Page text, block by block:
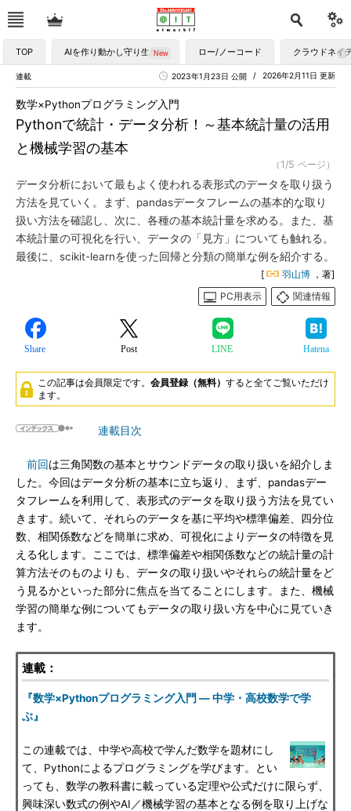
TOP AIを作り動かし守り生かす ロー/ノーコード クラウドネイ
連載 2026年2月11日 更新
2023年1月23日 公開
Pythonで統計・データ分析！～基本統計量の活用
と機械学習の基本
数学×Pythonプログラミング入門
（1/5 ページ）
データ分析において最もよく使われる表形式のデータを取り扱う
方法を見ていく。まず、pandasデータフレームの基本的な取り
扱い方法を確認し、次に、各種の基本統計量を求める。また、基
本統計量の可視化を行い、データの「見方」についても触れる。
最後に、scikit-learnを使った回帰と分類の簡単な例を紹介する。
[ 羽山博 ，著]
PC用表示
関連情報
Share Post LINE Hatena
この記事は会員限定です。 会員登録（無料） すると全てご覧いただけ
ます。
連載目次
前回は三角関数の基本とサウンドデータの取り扱いを紹介しま
した。今回はデータ分析の基本に立ち返り、まず、pandasデー
タフレームを利用して、表形式のデータを取り扱う方法を見てい
きます。続いて、それらのデータを基に平均や標準偏差、四分位
数、相関係数などを簡単に求め、可視化によりデータの特徴を見
える化します。ここでは、標準偏差や相関係数などの統計量の計
算方法そのものよりも、データの取り扱いやそれらの統計量をど
う見るかといった部分に焦点を当てることにします。また、機械
学習の簡単な例についてもデータの取り扱い方を中心に見ていき
ます。
連載：
『数学×Pythonプログラミング入門 ― 中学・高校数学で学
ぶ』
この連載では、中学や高校で学んだ数学を題材にし
て、Pythonによるプログラミングを学びます。とい
っても、数学の教科書に載っている定理や公式だけに限らず、
興味深い数式の例やAI／機械学習の基本となる例を取り上げな